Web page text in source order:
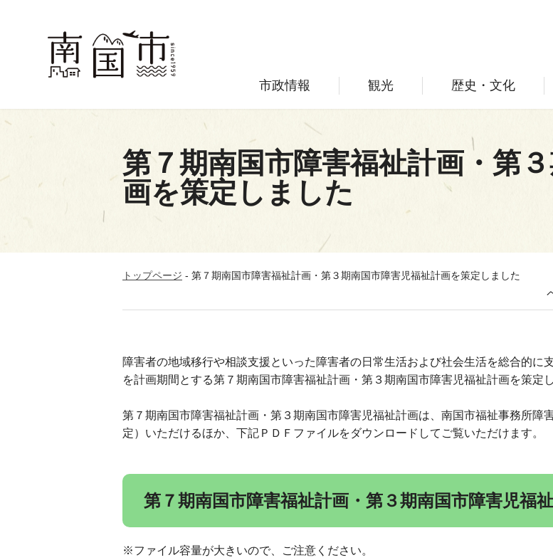
市政情報 観光 歴史・文化
第７期南国市障害福祉計画・第
画を策定しました
トップページ - 第７期南国市障害福祉計画・第３期南国市障害児福祉計画を策定しました
障害者の地域移行や相談支援といった障害者の日常生活および社会生活を総合的に
を計画期間とする第７期南国市障害福祉計画・第３期南国市障害児福祉計画を策定し
第７期南国市障害福祉計画・第３期南国市障害児福祉計画は、南国市福祉事務所障
定）いただけるほか、下記ＰＤＦファイルをダウンロードしてご覧いただけます。
第７期南国市障害福祉計画・第３期南国市障害児福
※ファイル容量が大きいので、ご注意ください。